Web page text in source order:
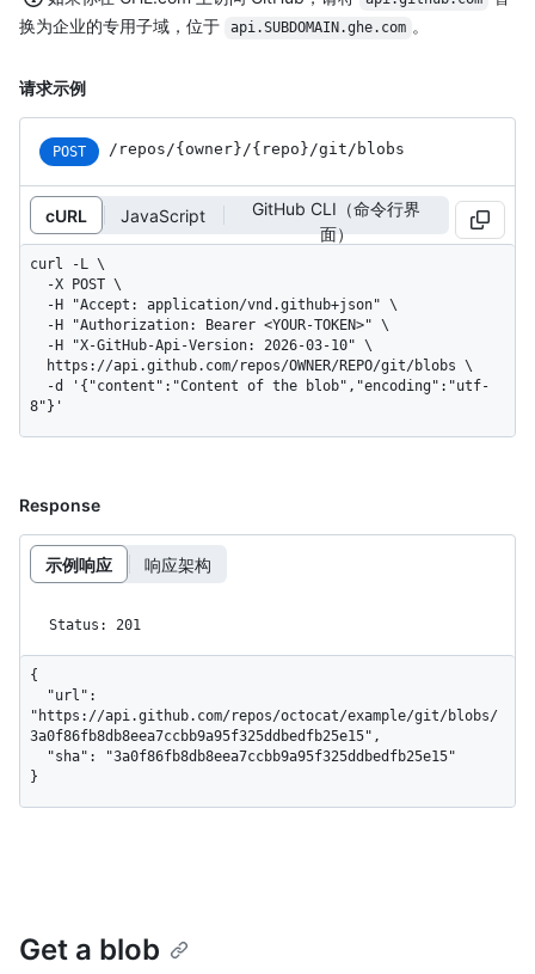
换为企业的专用子域，位于
api.SUBDOMAIN.ghe.com 。
请求示例
POST /repos/{owner}/{repo}/git/blobs
cURL JavaScript
GitHub CLI（命令行界
面）
curl -L \
8"}'
Response
示例响应 响应架构
Status: 201
{
"https://api.github.com/repos/octocat/example/git/blobs/
3a0f86fb8db8eea7ccbb9a95f325ddbedfb25e15",
}
Get a blob